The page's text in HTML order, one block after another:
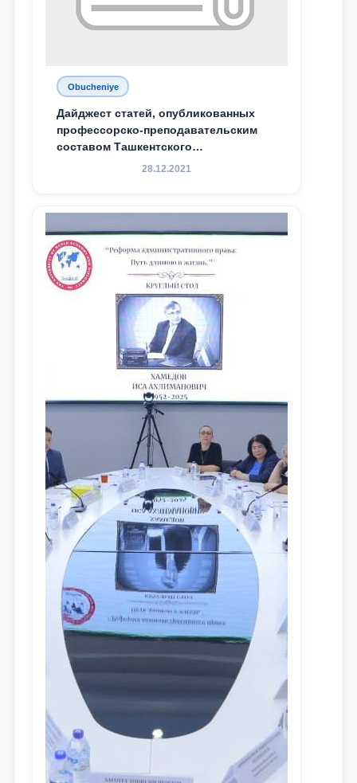
Obucheniye
Дайджест статей, опубликованных
профессорско-преподавательским
составом Ташкентского
государственного юридического
доведения до международного
сообщества результатов реформ и
исследований в сфере
противодействия коррупции
28.12.2021